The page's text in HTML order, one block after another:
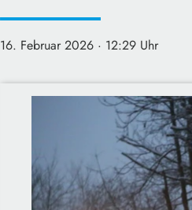
16. Februar 2026 · 12:29 Uhr